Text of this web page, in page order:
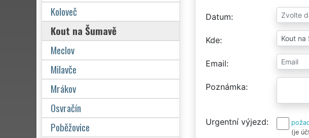
Datum
Kde
Email
Poznámka
Urgentní výjezd
(je
Koloveč
Kout na Šumavě
Meclov
Milavče
Mrákov
Osvračín
Poběžovice